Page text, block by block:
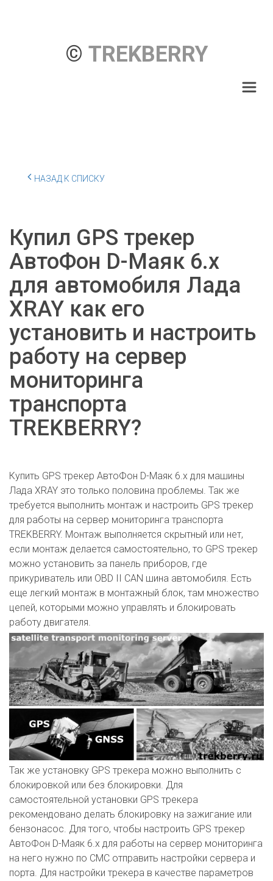
© TREKBERRY
НАЗАД К СПИСКУ
Купил GPS трекер
АвтоФон D-Маяк 6.x
для автомобиля Лада
XRAY как его
установить и настроить
работу на сервер
мониторинга
транспорта
TREKBERRY?
Купить GPS трекер АвтоФон D-Маяк 6.x для машины
Лада XRAY это только половина проблемы. Так же
требуется выполнить монтаж и настроить GPS трекер
для работы на сервер мониторинга транспорта
TREKBERRY. Монтаж выполняется скрытный или нет,
если монтаж делается самостоятельно, то GPS трекер
можно установить за панель приборов, где
прикуриватель или OBD II CAN шина автомобиля. Есть
еще легкий монтаж в монтажный блок, там множество
цепей, которыми можно управлять и блокировать
работу двигателя.
Так же установку GPS трекера можно выполнить с
блокировкой или без блокировки. Для
самостоятельной установки GPS трекера
рекомендовано делать блокировку на зажигание или
бензонасос. Для того, чтобы настроить GPS трекер
АвтоФон D-Маяк 6.x для работы на сервер мониторинга
на него нужно по СМС отправить настройки сервера и
порта. Для настройки трекера в качестве параметров